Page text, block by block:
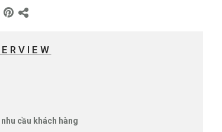
cầu khách hàng